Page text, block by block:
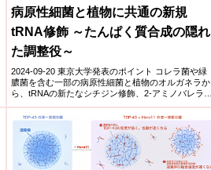
病原性細菌と植物に共通の新規
tRNA修飾 ～たんぱく質合成の隠れ
た調整役～
2024-09-20 東京大学発表のポイント コレラ菌や緑
膿菌を含む一部の病原性細菌と植物のオルガネラか
ら、tRNAの新たなシチジン修飾、2-アミノバレラミ